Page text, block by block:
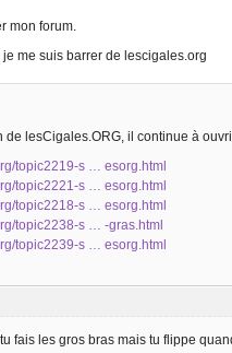
mon forum.
me suis barrer de lescigales.org
de lesCigales.ORG, il continue à
topic2219-s … esorg.html
topic2221-s … esorg.html
topic2218-s … esorg.html
topic2238-s … -gras.html
topic2239-s … esorg.html
fais les gros bras mais tu flippe